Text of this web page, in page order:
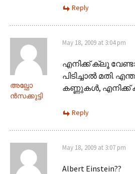
Reply
അല്ഫോ
ന്‍സക്കുട്ടി
May 18, 2009 at 3:04 pm
എനിക്ക് ക്ലൂ
പിടിച്ചാല്‍ മതി.
കണ്ണുകള്‍, എനിക്ക്
Reply
May 18, 2009 at 3:07 pm
Albert Einstein??